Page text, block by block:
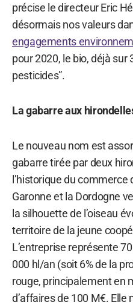
précise le directeur Eric
désormais nos valeurs
engagements
pour 2020, le bio, déjà sur
pesticides”.
La gabarre aux
Le nouveau nom est
gabarre tirée par deux
l’historique du
Garonne et la Dordogne
la silhouette de l’oiseau
territoire de la jeune
L’entreprise représente
000 hl/an (soit 6% de la
rouge, principalement en
d’affaires de 100 M€. Elle